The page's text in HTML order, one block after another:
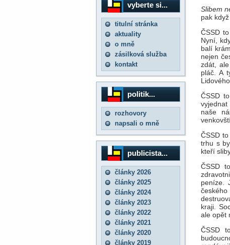
vyberte si...
titulní stránka
aktuality
o mně
zásilková služba
kontakt
politik...
rozhovory
napsali o mně
publicista...
články 2026
články 2025
články 2024
články 2023
články 2022
články 2021
články 2020
články 2019
Slibem
pak
ČSSD
Nyní,
balí
nejen
zdát,
pláč. A
ČSSD
naše
ČSSD
trhu s
kteří
ČSSD
peníze.
kraji.
ale opět
ČSSD